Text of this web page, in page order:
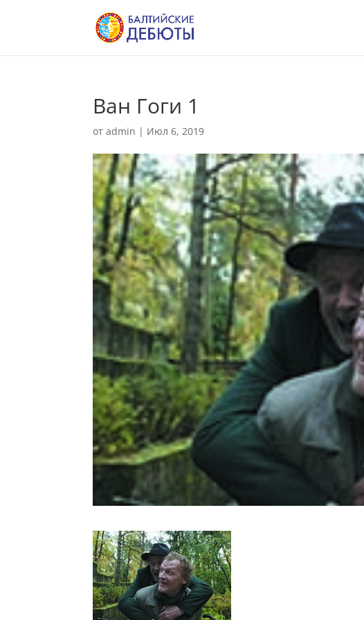
Ван Гоги 1
отadmin | Июл 6, 2019